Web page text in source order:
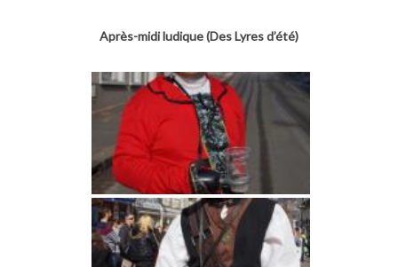
Après-midi ludique (Des Lyres d’été)